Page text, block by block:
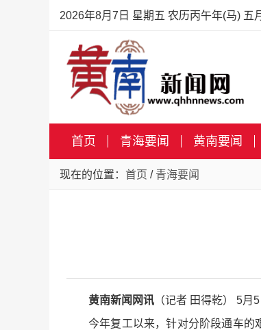
2026年8月7日 星期五 农历丙午年(马) 五
首页 青海要闻 黄南要闻
现在的位置： 首页 / 青海要闻
黄南新闻网讯 （记者 田得乾） 5
今年复工以来，针对分阶段通车的